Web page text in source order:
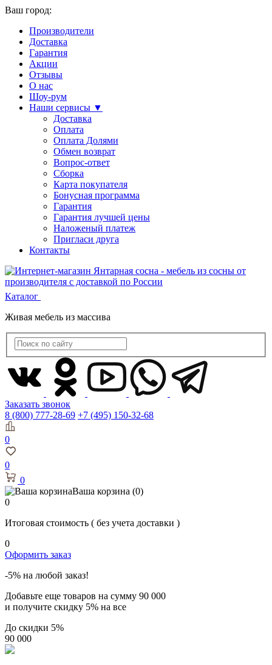
Ваш город:
Производители
Доставка
Гарантия
Акции
Отзывы
О нас
Шоу-рум
Наши сервисы ▼
Доставка
Оплата
Оплата Долями
Обмен возврат
Вопрос-ответ
Сборка
Карта покупателя
Бонусная программа
Гарантия
Гарантия лучшей цены
Наложеный платеж
Пригласи друга
Контакты
Каталог
Живая мебель из массива
Заказать звонок
8 (800) 777-28-69 +7 (495) 150-32-68
0
0
0
Ваша корзина (0)
0
Итоговая стоимость ( без учета доставки )
0
Оформить заказ
-5% на любой заказ!
Добавьте еще товаров на сумму 90 000
и получите скидку 5% на все
До скидки 5%
90 000